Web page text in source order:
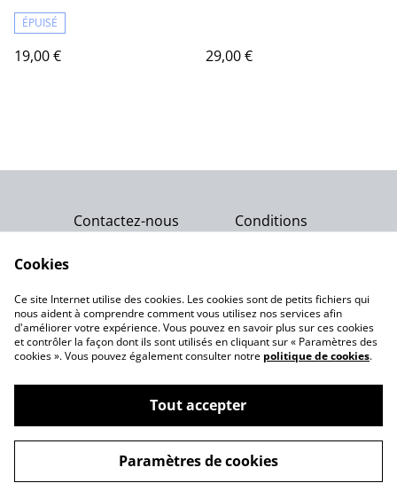
ÉPUISÉ
19,00 € 29,00 €
Contactez-nous
Conditions
Politique de
Politique de cookies
Notre engagement
©2026Gemme Celeste
powered by
Cookies
Ce site Internet utilise des cookies. Les cookies sont de petits fichiers qui
nous aident à comprendre comment vous utilisez nos services afin
d'améliorer votre expérience. Vous pouvez en savoir plus sur ces cookies
et contrôler la façon dont ils sont utilisés en cliquant sur « Paramètres des
cookies ». Vous pouvez également consulter notre politique de cookies.
Tout accepter
Paramètres de cookies